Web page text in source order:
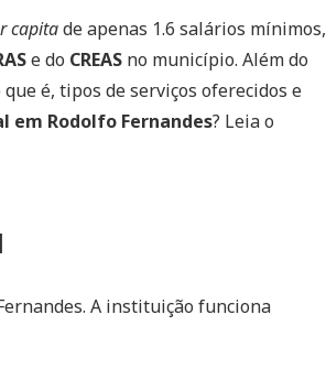
capitade apenas 1.6 salários mínimos,
e do CREAS no município. Além do
é, tipos de serviços oferecidos e
em Rodolfo Fernandes? Leia o
A instituição funciona